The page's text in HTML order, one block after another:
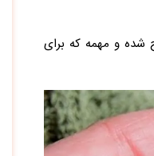
شده و مهمه که برای